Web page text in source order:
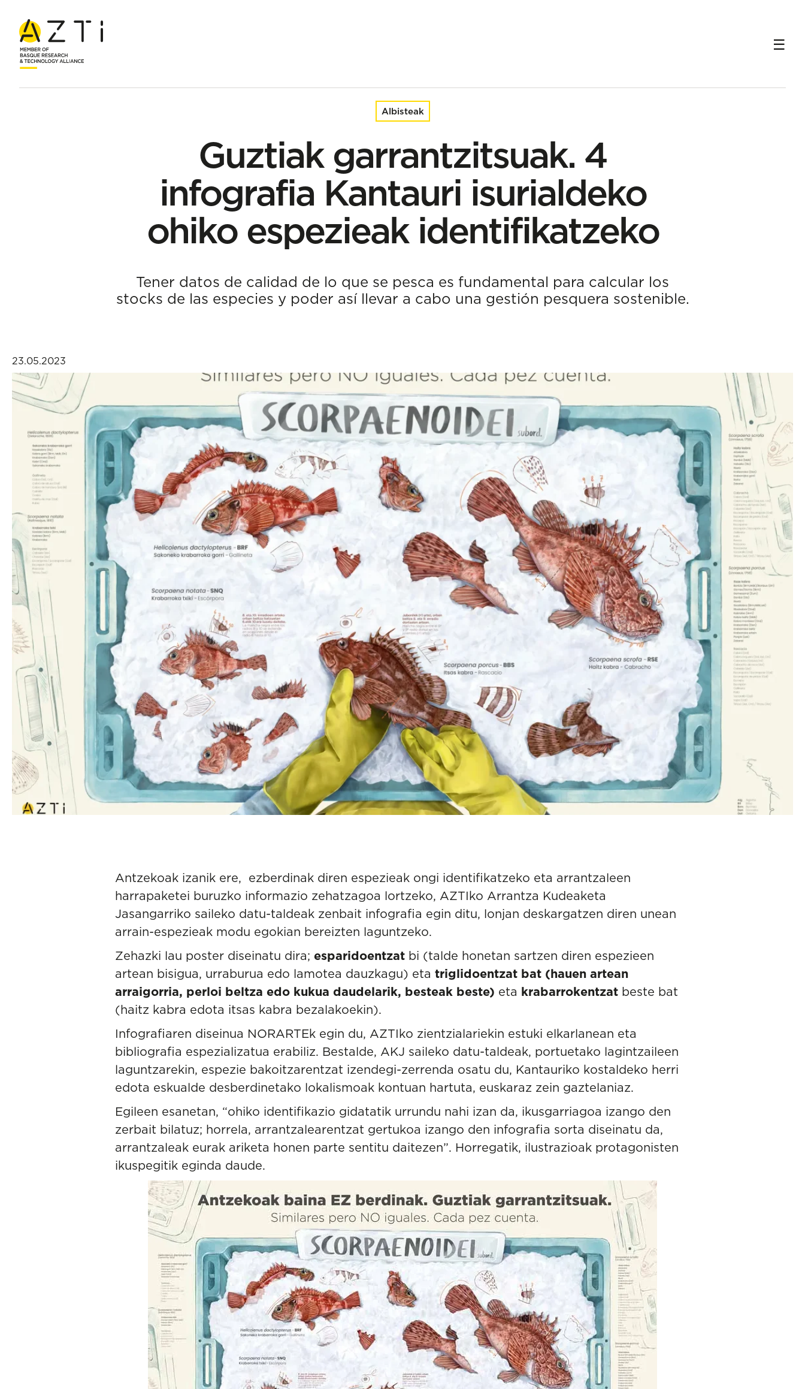
Hasiera Albisteak Guztiak garrantzitsuak. 4 infografia Kantauri isurialdeko ohiko espezieak identifikatzeko
Albisteak
Guztiak garrantzitsuak. 4
infografia Kantauri isurialdeko
ohiko espezieak identifikatzeko
Tener datos de calidad de lo que se pesca es fundamental para calcular los
stocks de las especies y poder así llevar a cabo una gestión pesquera sostenible.
23.05.2023
Antzekoak izanik ere, ezberdinak diren espezieak ongi identifikatzeko eta arrantzaleen
harrapaketei buruzko informazio zehatzagoa lortzeko, AZTIko Arrantza Kudeaketa
Jasangarriko saileko datu-taldeak zenbait infografia egin ditu, lonjan deskargatzen diren unean
arrain-espezieak modu egokian bereizten laguntzeko.
Zehazki lau poster diseinatu dira; esparidoentzat bi (talde honetan sartzen diren espezieen
artean bisigua, urraburua edo lamotea dauzkagu) eta triglidoentzat bat (hauen artean
arraigorria, perloi beltza edo kukua daudelarik, besteak beste) eta krabarrokentzat beste bat
(haitz kabra edota itsas kabra bezalakoekin).
Infografiaren diseinua NORARTEk egin du, AZTIko zientzialariekin estuki elkarlanean eta
bibliografia espezializatua erabiliz. Bestalde, AKJ saileko datu-taldeak, portuetako lagintzaileen
laguntzarekin, espezie bakoitzarentzat izendegi-zerrenda osatu du, Kantauriko kostaldeko herri
edota eskualde desberdinetako lokalismoak kontuan hartuta, euskaraz zein gaztelaniaz.
Egileen esanetan, “ohiko identifikazio gidatatik urrundu nahi izan da, ikusgarriagoa izango den
zerbait bilatuz; horrela, arrantzalearentzat gertukoa izango den infografia sorta diseinatu da,
arrantzaleak eurak ariketa honen parte sentitu daitezen”. Horregatik, ilustrazioak protagonisten
ikuspegitik eginda daude.